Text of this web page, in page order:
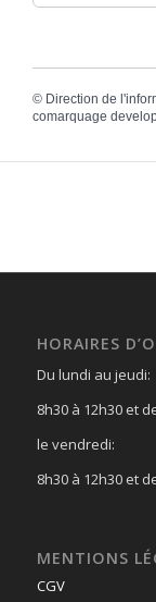
© Direction de
comarquage
HORAIRES
Du lundi au jeudi:
8h30 à 12h30 et
le vendredi:
8h30 à 12h30 et
MENTIONS
CGV